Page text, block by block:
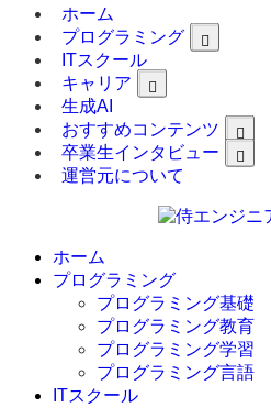
ホーム
プログラミング
ITスクール
キャリア
生成AI
おすすめコンテンツ
卒業生インタビュー
運営元について
ホーム
プログラミング
プログラミング基礎
プログラミング教育
プログラミング学習
プログラミング言語
ITスクール